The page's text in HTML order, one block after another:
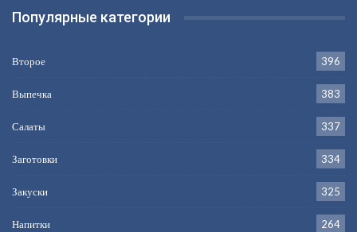
Популярные категории
Второе 396
Выпечка 383
Салаты 337
Заготовки 334
Закуски 325
Напитки 264